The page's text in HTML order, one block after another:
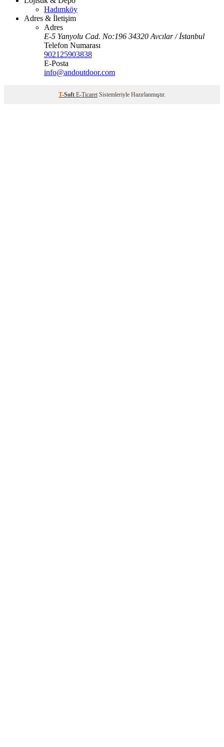
Hadımköy
Adres & İletişim
Adres
E-5 Yanyolu Cad. No:196 34320 Avcılar / İstanbul
Telefon Numarası
902125903838
E-Posta
info@andoutdoor.com
T-Soft E-Ticaret Sistemleriyle Hazırlanmıştır.